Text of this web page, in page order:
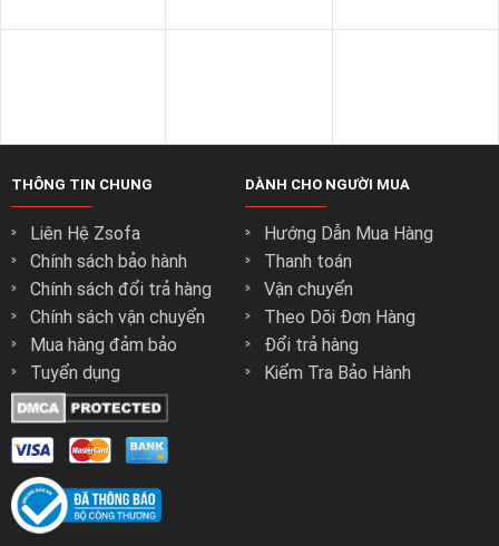
THÔNG TIN CHUNG
Liên Hệ Zsofa
Chính sách bảo hành
Chính sách đổi trả hàng
Chính sách vận chuyển
Mua hàng đảm bảo
Tuyển dụng
DÀNH CHO NGƯỜI MUA
Hướng Dẫn Mua Hàng
Thanh toán
Vận chuyển
Theo Dõi Đơn Hàng
Đổi trả hàng
Kiểm Tra Bảo Hành